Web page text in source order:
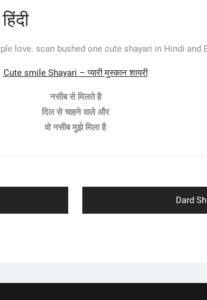
love. scan bushed one cute shayari in Hindi
Cute smile Shayari – प्यारी मुस्कान शायरी
नसीब से मिलते है
दिल से चाहने वाले और
वो नसीब मुझे मिला है
Next
post:
Dard